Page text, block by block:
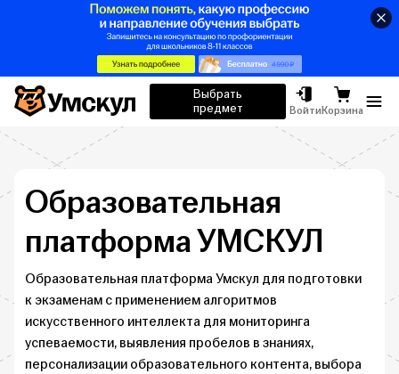
Умскул
Выбрать
предмет
ВойтиКорзина
Образовательная
платформаУМСКУЛ
Образовательная платформа Умскул для подготовки
к экзаменам с применением алгоритмов
искусственного интеллекта для мониторинга
успеваемости, выявления пробелов в знаниях,
персонализации образовательного контента, выбора